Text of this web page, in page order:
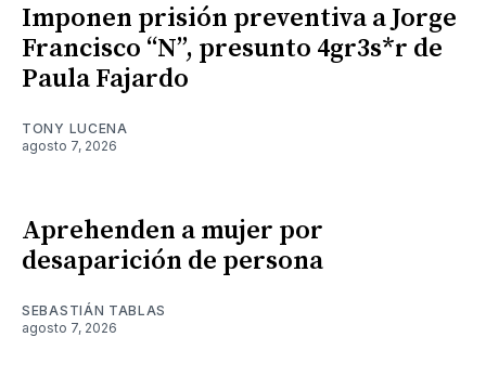
Imponen prisión preventiva a Jorge
Francisco “N”, presunto 4gr3s*r de
Paula Fajardo
TONY LUCENA
agosto 7, 2026
Aprehenden a mujer por
desaparición de persona
SEBASTIÁN TABLAS
agosto 7, 2026